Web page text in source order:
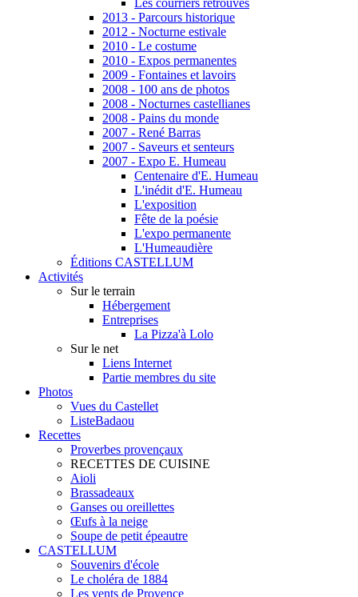
Les courriers retrouvés
2013 - Parcours historique
2012 - Nocturne estivale
2010 - Le costume
2010 - Expos permanentes
2009 - Fontaines et lavoirs
2008 - 100 ans de photos
2008 - Nocturnes castellianes
2008 - Pains du monde
2007 - René Barras
2007 - Saveurs et senteurs
2007 - Expo E. Humeau
Centenaire d'E. Humeau
L'inédit d'E. Humeau
L'exposition
Fête de la poésie
L'expo permanente
L'Humeaudière
Éditions CASTELLUM
Activités
Sur le terrain
Hébergement
Entreprises
La Pizza'à Lolo
Sur le net
Liens Internet
Partie membres du site
Photos
Vues du Castellet
ListeBadaou
Recettes
Proverbes provençaux
RECETTES DE CUISINE
Aioli
Brassadeaux
Ganses ou oreillettes
Œufs à la neige
Soupe de petit épeautre
CASTELLUM
Souvenirs d'école
Le choléra de 1884
Les vents de Provence